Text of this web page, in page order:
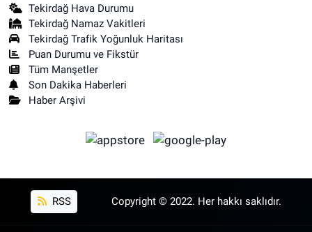
Tekirdağ Hava Durumu
Tekirdağ Namaz Vakitleri
Tekirdağ Trafik Yoğunluk Haritası
Puan Durumu ve Fikstür
Tüm Manşetler
Son Dakika Haberleri
Haber Arşivi
RSS Copyright © 2022. Her hakkı saklıdır.